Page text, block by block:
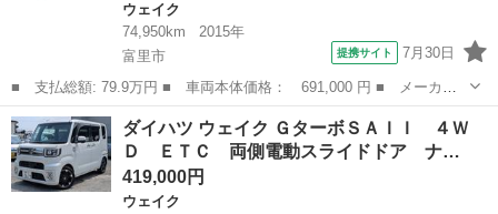
ウェイク
74,950km
2015年
富里市
提携サイト 7月30日
■ 支払総額: 79.9万円 ■ 車両本体価格： 691,000 円 ■ メーカー
名： ダイハツ ■ 車種名： ウェイク ■ グレード名： Ｘ ファ
インセレクションＳＡ ターボ 純正ナビＴＶ バックカメラ １オ
ーナー スマ...
千葉 富里市 ウェイク
ダイハツ ウェイク ＧターボＳＡＩＩ ４Ｗ
Ｄ ＥＴＣ 両側電動スライドドア ナ…
419,000円
ウェイク